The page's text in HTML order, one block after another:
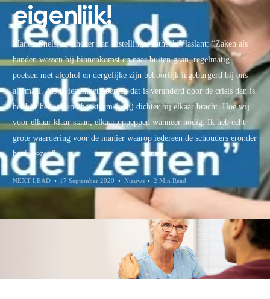
eigenlijk!
Manon Snels, apotheker van Instellingsapotheek Vlaslant: “Zaken als
handen wassen bij binnenkomst en naar buiten gaan, regelmatig
poetsen met alcohol en dergelijke zijn behoorlijk ingeburgerd bij ons
allemaal. Als ik iets moet noemen dat is veranderd door de crisis dan is
het hoe het ons apotheekteam (nog) dichter bij elkaar bracht. Hoe wij
voor elkaar klaar staan, elkaar oppeppen wanneer nodig. Ik heb echt
grote waardering voor de manier waarop iedereen de schouders eronder
heeft gezet.”
NEXT LEAD 17 September 2020 Nieuws 2 Min Read